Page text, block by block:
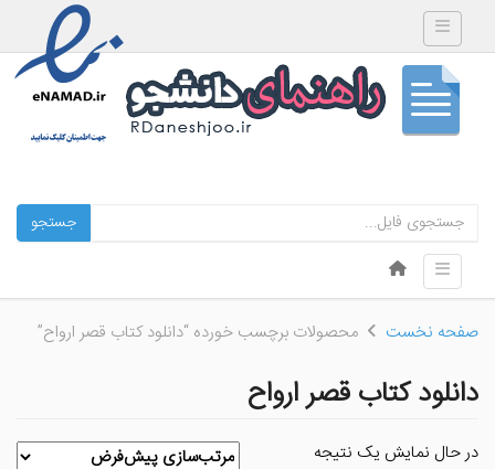
Toggle navigation
جستجو
Menu
Skip to content
Toggle navigation
صفحه نخست محصولات برچسب خورده “دانلود کتاب قصر ارواح”
دانلود کتاب قصر ارواح
در حال نمایش یک نتیجه